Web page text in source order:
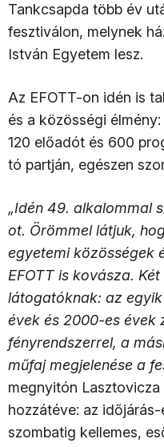
Tankcsapda több év
fesztiválon, melynek
István Egyetem lesz.
Az EFOTT-on idén is
és a közösségi
120 előadót és 600
tó partján, egészen
„Idén 49. alkalommal
ot. Örömmel látjuk,
egyetemi közösségek
EFOTT is kovásza.
látogatóknak: az
évek és 2000-es évek
fényrendszerrel, a
műfaj megjelenése a
megnyitón
hozzátéve: az
szombatig kellemes,